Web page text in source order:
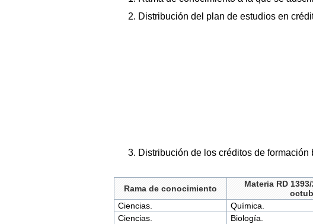
2. Distribución del plan de estudios en
3. Distribución de los créditos de
Rama de conocimiento
Materia RD
Ciencias.
Química.
Ciencias.
Biología.